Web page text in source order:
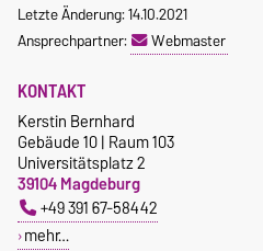
Letzte Änderung: 14.10.2021
Ansprechpartner:
Webmaster
KONTAKT
Kerstin Bernhard
Gebäude 10 | Raum 103
Universitätsplatz 2
39104 Magdeburg
+49 391 67-58442
mehr…